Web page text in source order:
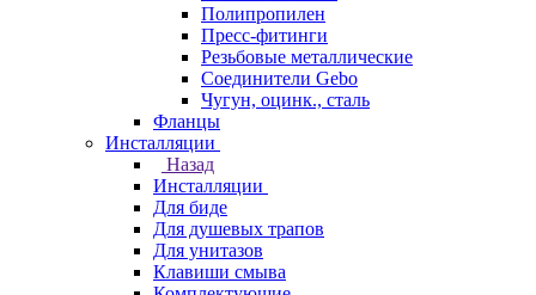
Полипропилен
Пресс-фитинги
Резьбовые металлические
Соединители Gebo
Чугун, оцинк., сталь
Фланцы
Инсталляции
Назад
Инсталляции
Для биде
Для душевых трапов
Для унитазов
Клавиши смыва